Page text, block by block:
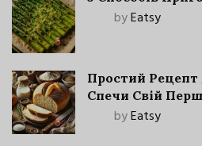
byEatsy
Простий
Спечи Свій
byEatsy